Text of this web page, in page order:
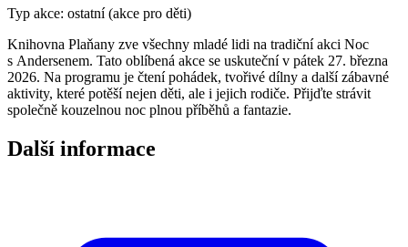
Typ akce: ostatní (akce pro děti)
Knihovna Plaňany zve všechny mladé lidi na tradiční akci Noc
s Andersenem. Tato oblíbená akce se uskuteční v pátek 27. března
2026. Na programu je čtení pohádek, tvořivé dílny a další zábavné
aktivity, které potěší nejen děti, ale i jejich rodiče. Přijďte strávit
společně kouzelnou noc plnou příběhů a fantazie.
Další informace